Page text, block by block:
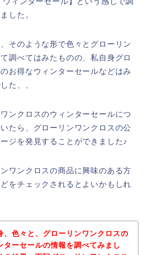
した。
そのような形で色々とグローリン
調べてはみたものの、私自身グロ
お得なウィンターセールなどはみ
た、、
ンクロスのウィンターセールにつ
たら、グローリンワンクロスの公
ジを発見することができました♪
ワンクロスの商品に興味のある方
をチェックされるとよいかもしれ
、色々と、グローリンワンクロスの
ターセールの情報を調べてみまし